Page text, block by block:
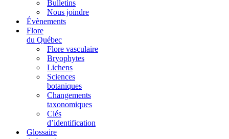
Bulletins
Nous joindre
Évènements
Flore
du Québec
Flore vasculaire
Bryophytes
Lichens
Sciences
botaniques
Changements
taxonomiques
Clés
d’identification
Glossaire